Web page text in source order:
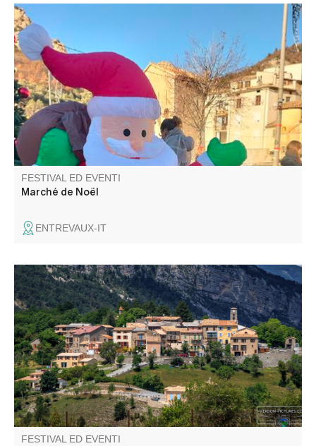
Venez profiter d'un moment convivial et festif au marché
de Noël d'Entrevaux. Nombreux stands
FESTIVAL ED EVENTI
Marché de Noël
ENTREVAUX-IT
Exposition de photos anciennes et visite du village de
Saint-Julien-du-Verdon dans le cadre des Journées
européennes du patrimoine.
FESTIVAL ED EVENTI